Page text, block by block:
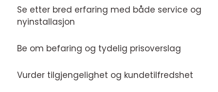
Se etter bred erfaring med både service og
nyinstallasjon
Be om befaring og tydelig prisoverslag
Vurder tilgjengelighet og kundetilfredshet